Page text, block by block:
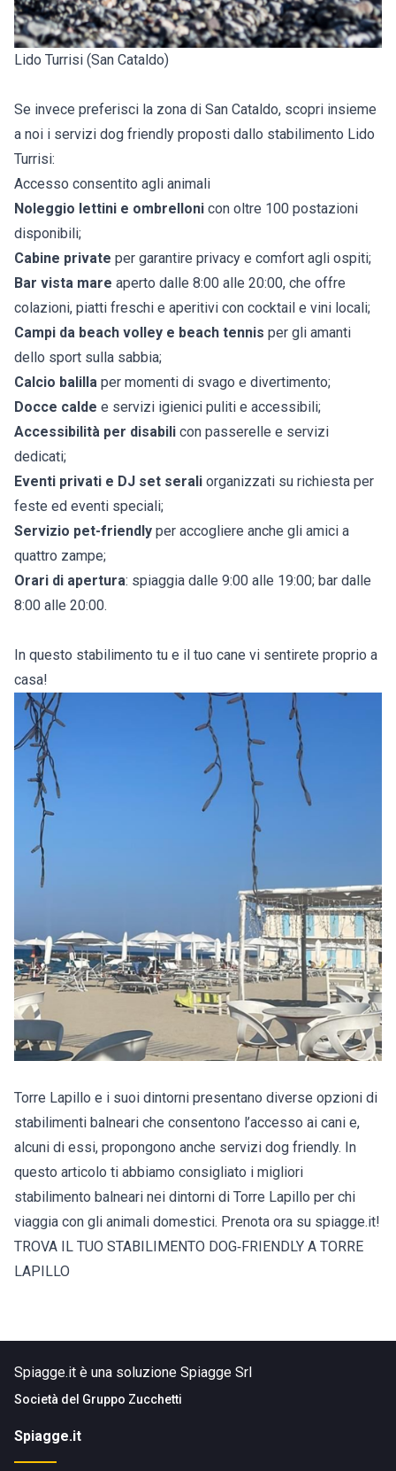
Lido Turrisi (San Cataldo)
Se invece preferisci la zona di San Cataldo, scopri insieme
a noi i servizi dog friendly proposti dallo stabilimento Lido
Turrisi:
Accesso consentito agli animali
Noleggio lettini e ombrelloni con oltre 100 postazioni
disponibili;
Cabine private per garantire privacy e comfort agli ospiti;
Bar vista mare aperto dalle 8:00 alle 20:00, che offre
colazioni, piatti freschi e aperitivi con cocktail e vini locali;
Campi da beach volley e beach tennis per gli amanti
dello sport sulla sabbia;
Calcio balilla per momenti di svago e divertimento;
Docce calde e servizi igienici puliti e accessibili;
Accessibilità per disabili con passerelle e servizi
dedicati;
Eventi privati e DJ set serali organizzati su richiesta per
feste ed eventi speciali;
Servizio pet-friendly per accogliere anche gli amici a
quattro zampe;
Orari di apertura: spiaggia dalle 9:00 alle 19:00; bar dalle
8:00 alle 20:00.
In questo stabilimento tu e il tuo cane vi sentirete proprio a
casa!
Torre Lapillo e i suoi dintorni presentano diverse opzioni di
stabilimenti balneari che consentono l’accesso ai cani e,
alcuni di essi, propongono anche servizi dog friendly. In
questo articolo ti abbiamo consigliato i migliori
stabilimento balneari nei dintorni di Torre Lapillo per chi
viaggia con gli animali domestici. Prenota ora su spiagge.it!
TROVA IL TUO STABILIMENTO DOG‑FRIENDLY A TORRE
LAPILLO
Spiagge.it è una soluzione Spiagge Srl
Società del Gruppo Zucchetti
Spiagge.it